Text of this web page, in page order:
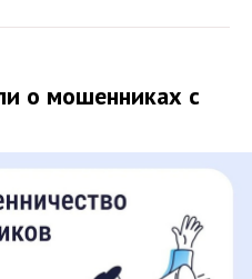
о мошенниках с